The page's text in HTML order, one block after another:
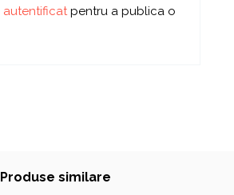
autentificatpentru a publica o
Produse similare